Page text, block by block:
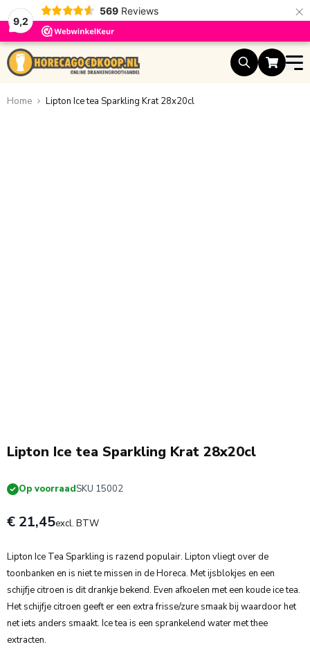
9,2
569 Reviews ×
Ga naar de inhoud
Home Lipton Ice tea Sparkling Krat 28x20cl
Lipton Ice tea Sparkling Krat 28x20cl
Op voorraadSKU 15002
€ 21,45excl. BTW
Lipton Ice Tea Sparkling is razend populair. Lipton vliegt over de
toonbanken en is niet te missen in de Horeca. Met ijsblokjes en een
schijfje citroen is dit drankje bekend. Even afkoelen met een koude ice tea.
Het schijfje citroen geeft er een extra frisse/zure smaak bij waardoor het
net iets anders smaakt. Ice tea is een sprankelend water met thee
extracten.